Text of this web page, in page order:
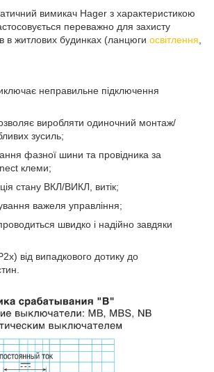
вимикач Hager з характеристикою
переважно для захисту
в житлових будинках (ланцюги освітлення
неправильне підключення
виробляти одиночний монтаж/
зусиль;
фазної шини та провідника за
клеми;
стану ВКЛ/ВИКЛ, витік;
важеля управління;
швидко і надійно завдяки
від випадкового дотику до